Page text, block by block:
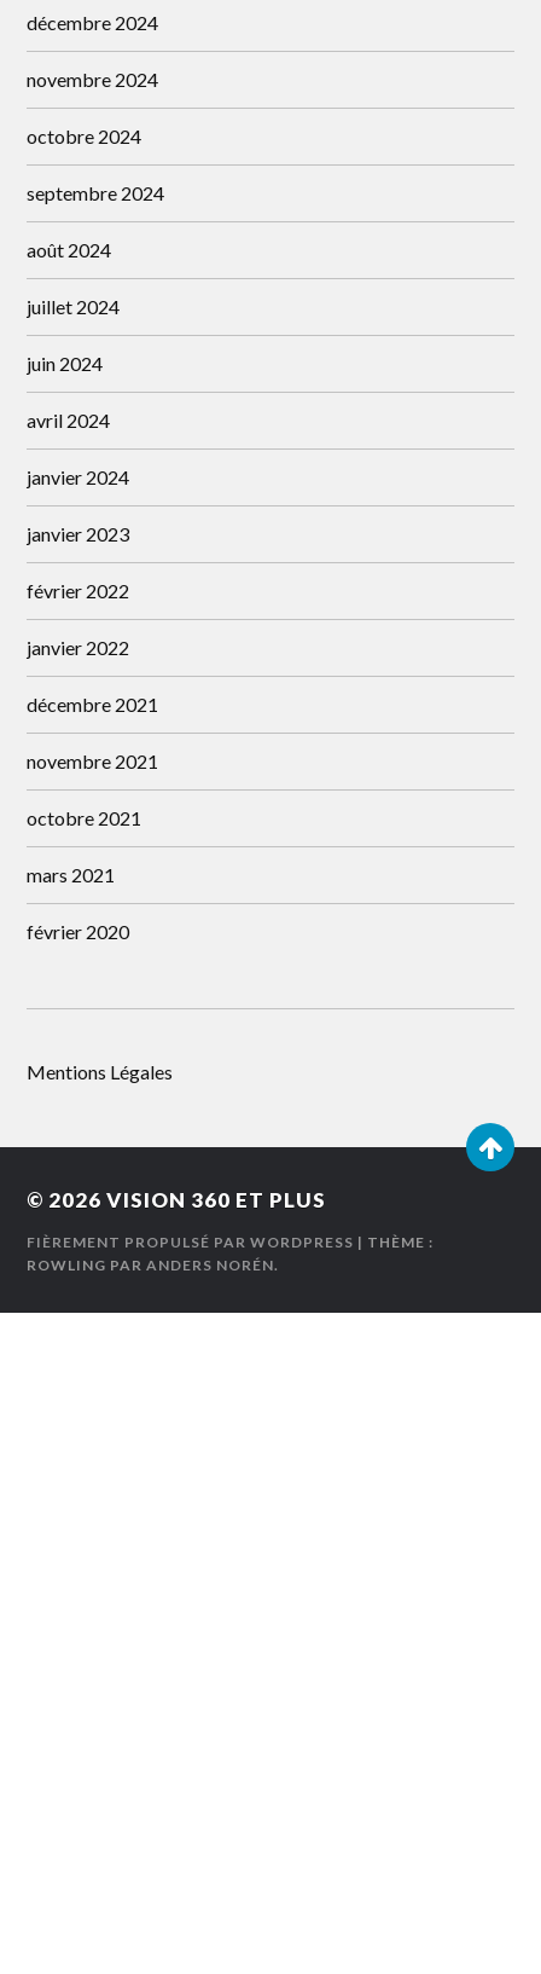
décembre 2024
novembre 2024
octobre 2024
septembre 2024
août 2024
juillet 2024
juin 2024
avril 2024
janvier 2024
janvier 2023
février 2022
janvier 2022
décembre 2021
novembre 2021
octobre 2021
mars 2021
février 2020
Mentions Légales
© 2026VISION 360 ET PLUS
FIÈREMENT PROPULSÉ PAR WORDPRESS | THÈME :
ROWLING PARANDERS NORÉN.